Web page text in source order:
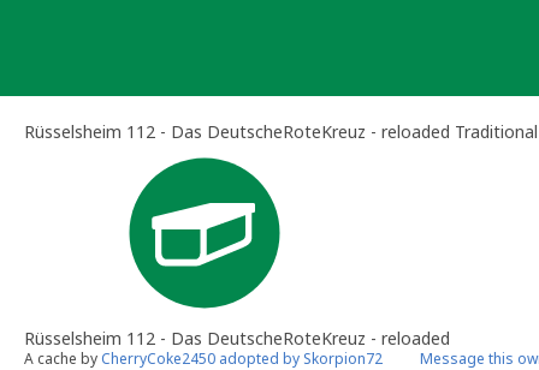
Rüsselsheim 112 - Das DeutscheRoteKreuz - reloaded
Rüsselsheim 112 - Das DeutscheRoteKreuz - reloaded
A cache by CherryCoke2450 adopted by Skorpion72 Message this